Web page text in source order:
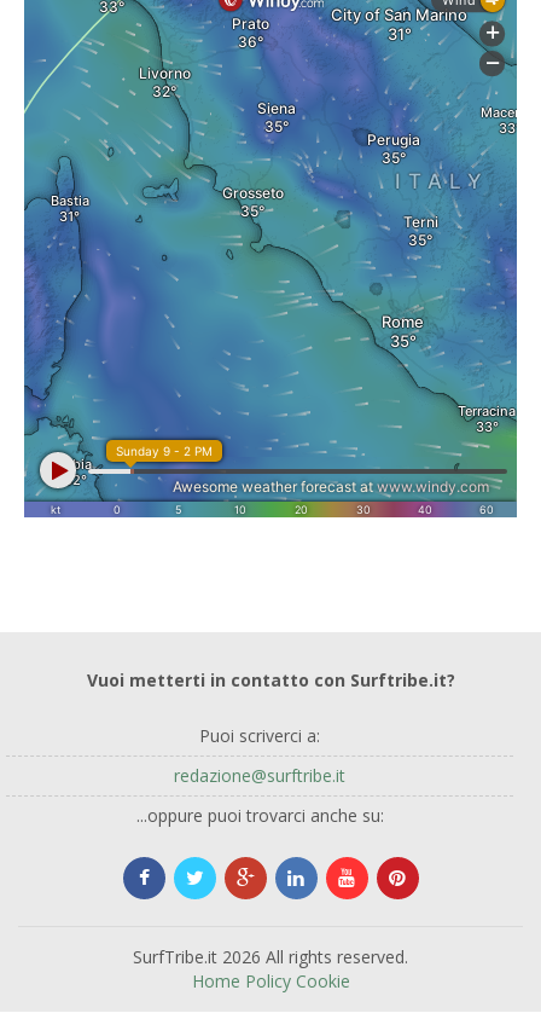
Vuoi metterti in contatto con Surftribe.it?
Puoi scriverci a:
redazione@surftribe.it
...oppure puoi trovarci anche su:
SurfTribe.it 2026 All rights reserved.
Home Policy Cookie